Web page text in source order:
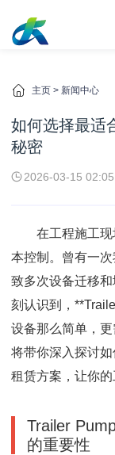
主页 > 新闻中心
如何选择最适
秘密
2026-03-15
在工程施工
本控制。曾有一
致多次设备迁移
刻认识到，
设备那么简单，
将带你深入探讨
租赁方案，让你的
Trailer
的重要性